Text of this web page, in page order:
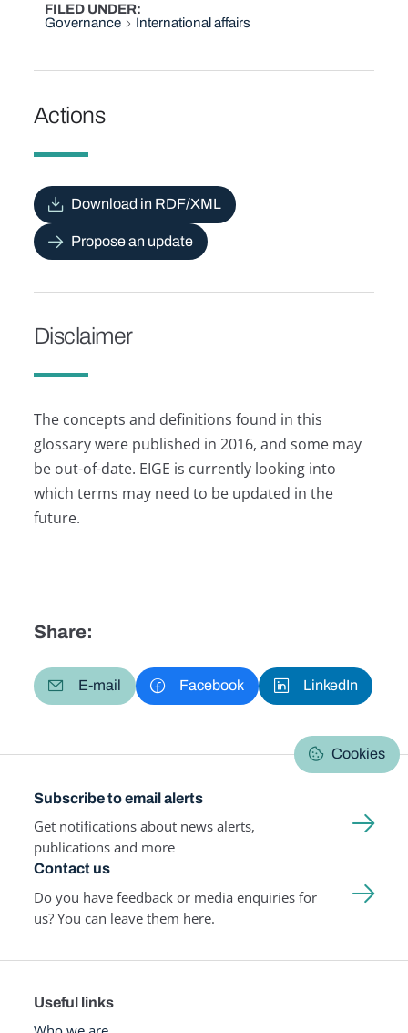
FILED UNDER
Governance
International affairs
Actions
Download in RDF/XML
Propose an update
Disclaimer
The concepts and definitions found in this
glossary were published in 2016, and some may
be out-of-date. EIGE is currently looking into
which terms may need to be updated in the
future.
Share:
E-mail Facebook LinkedIn
Cookies
Subscribe to email alerts
Get notifications about news alerts,
publications and more
Contact us
Do you have feedback or media enquiries for
us? You can leave them here.
Useful links